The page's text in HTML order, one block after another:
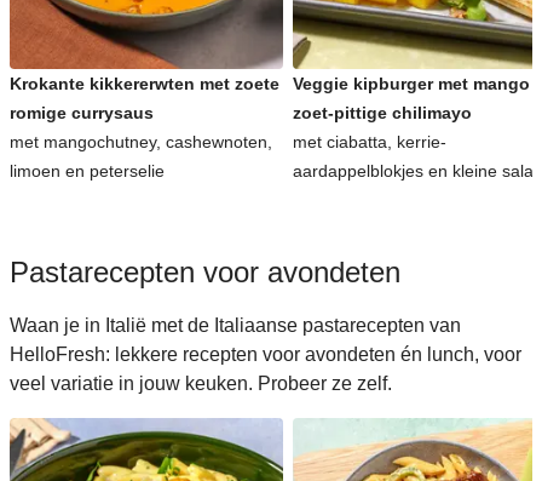
Krokante kikkererwten met zoete
romige currysaus
met mangochutney, cashewnoten,
limoen en peterselie
Veggie kipburger met mango
zoet-pittige chilimayo
met ciabatta, kerrie-
aardappelblokjes en kleine
Pastarecepten voor avondeten
Waan je in Italië met de Italiaanse pastarecepten van
HelloFresh: lekkere recepten voor avondeten én lunch, voor
veel variatie in jouw keuken. Probeer ze zelf.